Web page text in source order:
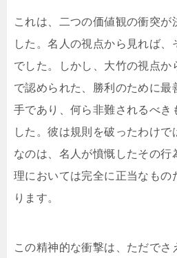
これは、二つの価値観の衝突が
した。名人の視点から見れば、
でした。しかし、大竹の視点か
で認められた、勝利のために最
手であり、何ら非難されるべき
した。彼は規則を破ったわけで
なのは、名人が憤慨したその行
理においては完全に正当なもの
ります。
この精神的な衝撃は、ただでさ